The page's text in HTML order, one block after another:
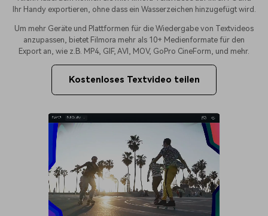
Ihr Handy exportieren, ohne dass ein Wasserzeichen hinzugefügt wird.
Um mehr Geräte und Plattformen für die Wiedergabe von Textvideos
anzupassen, bietet Filmora mehr als 10+ Medienformate für den
Export an, wie z.B. MP4, GIF, AVI, MOV, GoPro CineForm, und mehr.
Kostenloses Textvideo teilen